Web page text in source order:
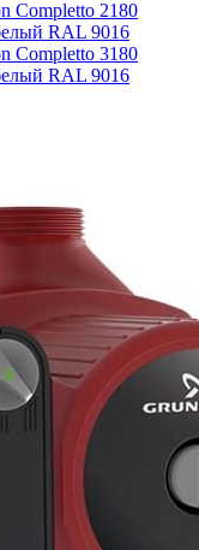
Completto 2180
RAL 9016
Completto 3180
RAL 9016